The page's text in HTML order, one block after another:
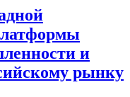
и
рынку